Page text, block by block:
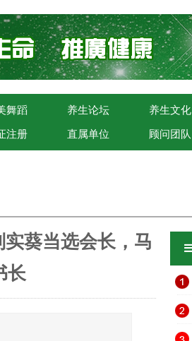
舞蹈 养生论坛 养生文化
注册 直属单位 顾问团队
葵当选会长，马
长